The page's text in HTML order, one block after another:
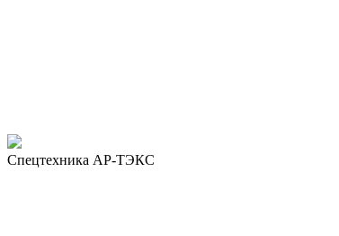
Спецтехника АР-ТЭКС